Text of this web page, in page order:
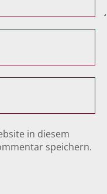
in diesem
speichern.